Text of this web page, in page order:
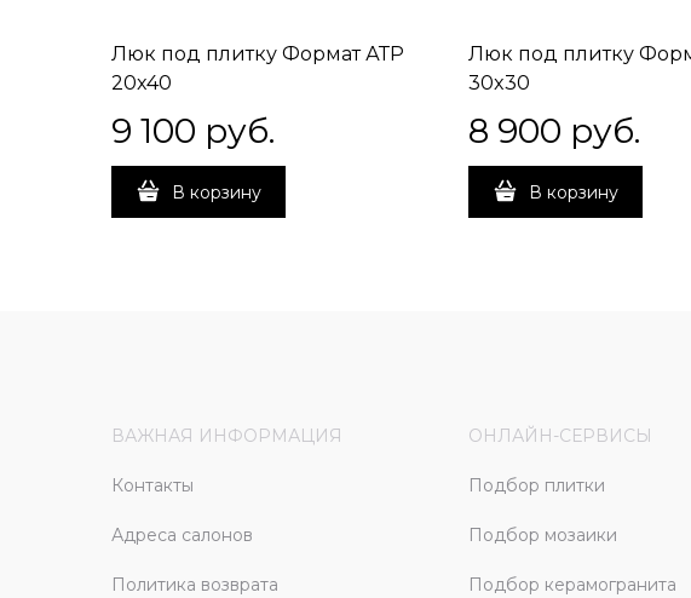
Люк под плитку Формат АТР
20x40
9 100 руб.
В корзину
Люк под плитку
30x30
8 900 руб.
В корзину
ВАЖНАЯ ИНФОРМАЦИЯ
Контакты
Адреса салонов
Политика возврата
ОНЛАЙН-СЕРВИСЫ
Подбор плитки
Подбор мозаики
Подбор керамогранита